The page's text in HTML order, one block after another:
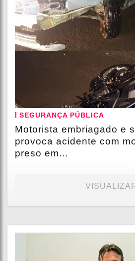
SEGURANÇA PÚBLICA
Motorista embriagado e
provoca acidente com
preso em...